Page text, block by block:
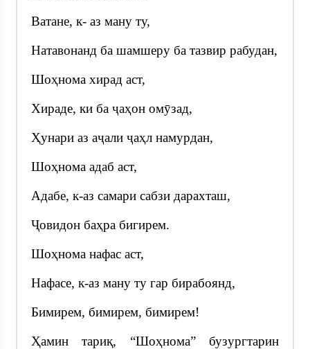
Ватане, к- аз ману ту,
Натавонанд ба шамшеру ба тазвир рабудан,
Шоҳнома хирад аст,
Хираде, ки ба ҷаҳон омӯзад,
Ҳунари аз аҷали ҷаҳл намурдан,
Шоҳнома адаб аст,
Адабе, к-аз самари сабзи дарахташ,
Ҷовидон баҳра бигирем.
Шоҳнома нафас аст,
Нафасе, к-аз ману ту гар бирабоянд,
Бимирем, бимирем, бимирем!
Ҳамин тариқ, “Шоҳнома” бузургтарин